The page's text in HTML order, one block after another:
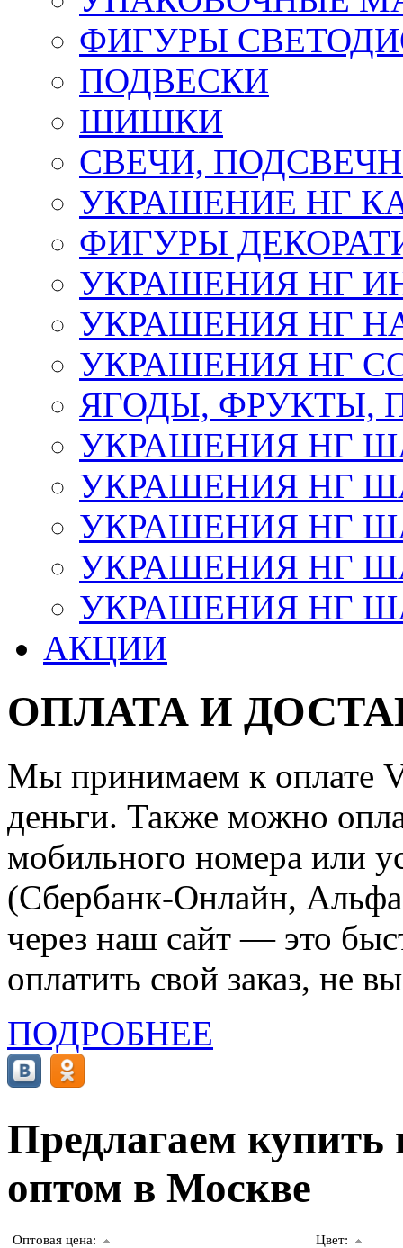
ФИГУРЫ
ПОДВЕСКИ
ШИШКИ
СВЕЧИ,
УКРАШЕНИЕ НГ
ФИГУРЫ
УКРАШЕНИЯ НГ
УКРАШЕНИЯ НГ
УКРАШЕНИЯ НГ
ЯГОДЫ, ФРУКТЫ,
УКРАШЕНИЯ НГ
УКРАШЕНИЯ НГ
УКРАШЕНИЯ НГ
УКРАШЕНИЯ НГ
УКРАШЕНИЯ НГ
АКЦИИ
ОПЛАТА И
Мы принимаем к оплате
деньги. Также можно
мобильного номера или
(Сбербанк-Онлайн,
через наш сайт — это
оплатить свой заказ, не
ПОДРОБНЕЕ
Предлагаем
оптом в Москве
Оптовая цена: Цвет: